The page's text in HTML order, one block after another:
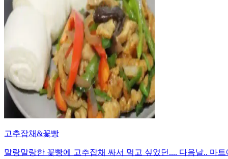
고추잡채&꽃빵
말랑말랑한 꽃빵에 고추잡채 싸서 먹고 싶었던.... 다음날.. 마